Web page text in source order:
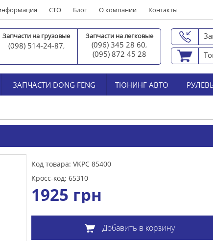
СТО Блог О компании Контакты
Запчасти на грузовые
(098) 514-24-87,
Запчасти на легковые
(096) 345 28 60,
(095) 872 45 28
ЗАПЧАСТИ DONG FENG ТЮНИНГ АВТО
Код товара: VKPC 85400
Кросс-код: 65310
1925 грн
Добавить в корзину